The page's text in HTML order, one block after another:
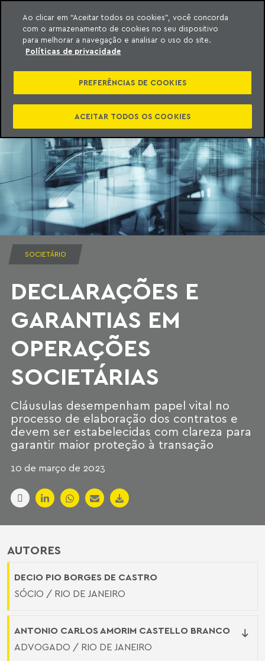
o conteúdo
Machado Meyer
SOCIETÁRIO
DECLARAÇÕES E
GARANTIAS EM
OPERAÇÕES
SOCIETÁRIAS
Cláusulas desempenham papel vital no
processo de elaboração dos contratos e
devem ser estabelecidas com clareza para
garantir maior proteção à transação
10 de março de 2023
AUTORES
DECIO PIO BORGES DE CASTRO
SÓCIO / RIO DE JANEIRO
ANTONIO CARLOS AMORIM CASTELLO BRANCO
ADVOGADO / RIO DE JANEIRO
Ao clicar em “Aceitar todos os cookies”, você concorda
com o armazenamento de cookies no seu dispositivo
para melhorar a navegação e analisar o uso do site.
Políticas de privacidade
PREFERÊNCIAS DE COOKIES
ACEITAR TODOS OS COOKIES